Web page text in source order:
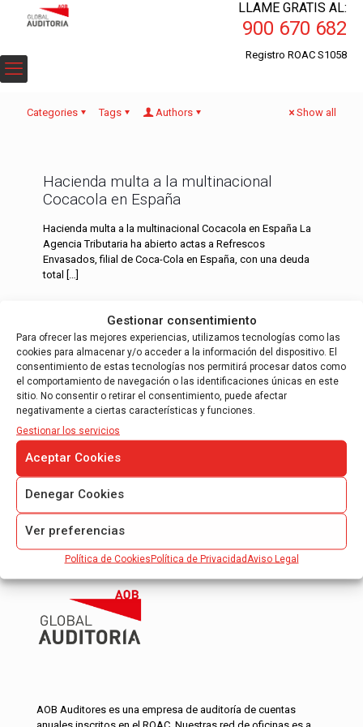
Gestionar consentimiento
Para ofrecer las mejores experiencias, utilizamos tecnologías como las
cookies para almacenar y/o acceder a la información del dispositivo. El
consentimiento de estas tecnologías nos permitirá procesar datos como
el comportamiento de navegación o las identificaciones únicas en este
sitio. No consentir o retirar el consentimiento, puede afectar
negativamente a ciertas características y funciones.
Gestionar los servicios
Aceptar Cookies
Denegar Cookies
Ver preferencias
Política de CookiesPolítica de Privacidad Aviso Legal
LLAME GRATIS AL:
900 670 682
Registro ROAC S1058
Categories Tags Authors Show all
Hacienda multa a la multinacional
Cocacola en España
Hacienda multa a la multinacional Cocacola en España La
Agencia Tributaria ha abierto actas a Refrescos
Envasados, filial de Coca-Cola en España, con una deuda
total
[…]
Hacienda se reune con los colegios
profesionales tributarios
tributarios El objetivo es aumentar la seguridad jurídica de
los contribuyentes, profundizar en el conocimiento mutuo
Read more
AOB Auditores es una empresa de auditoría de cuentas